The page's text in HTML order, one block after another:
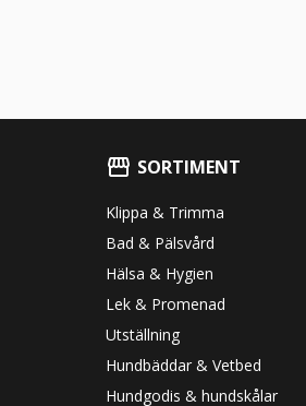
SORTIMENT
Klippa & Trimma
Bad & Pälsvård
Hälsa & Hygien
Lek & Promenad
Utställning
Hundbäddar & Vetbed
Hundgodis & hundskålar